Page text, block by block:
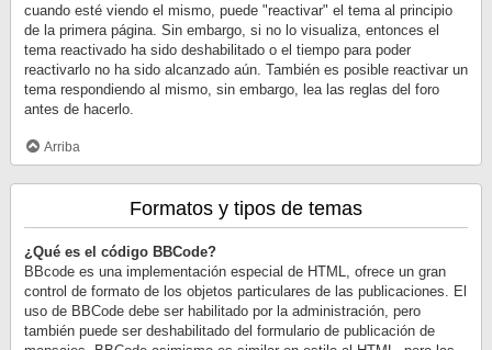
cuando esté viendo el mismo, puede "reactivar" el tema al principio
de la primera página. Sin embargo, si no lo visualiza, entonces el
tema reactivado ha sido deshabilitado o el tiempo para poder
reactivarlo no ha sido alcanzado aún. También es posible reactivar un
tema respondiendo al mismo, sin embargo, lea las reglas del foro
antes de hacerlo.
Arriba
Formatos y tipos de temas
¿Qué es el código BBCode?
BBcode es una implementación especial de HTML, ofrece un gran
control de formato de los objetos particulares de las publicaciones. El
uso de BBCode debe ser habilitado por la administración, pero
también puede ser deshabilitado del formulario de publicación de